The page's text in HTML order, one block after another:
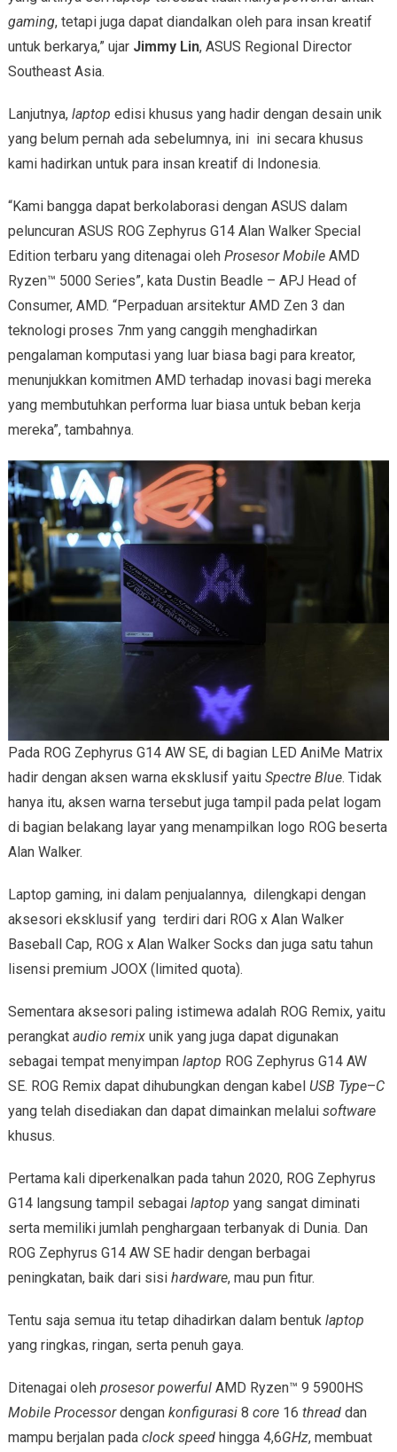
gaming, tetapi juga dapat diandalkan oleh para insan kreatif
untuk berkarya,” ujar Jimmy Lin, ASUS Regional Director
Southeast Asia.
Lanjutnya, laptop edisi khusus yang hadir dengan desain unik
yang belum pernah ada sebelumnya, ini ini secara khusus
kami hadirkan untuk para insan kreatif di Indonesia.
“Kami bangga dapat berkolaborasi dengan ASUS dalam
peluncuran ASUS ROG Zephyrus G14 Alan Walker Special
Edition terbaru yang ditenagai oleh Prosesor MobileAMD
Ryzen™ 5000 Series”, kata Dustin Beadle – APJ Head of
Consumer, AMD. “Perpaduan arsitektur AMD Zen 3 dan
teknologi proses 7nm yang canggih menghadirkan
pengalaman komputasi yang luar biasa bagi para kreator,
menunjukkan komitmen AMD terhadap inovasi bagi mereka
yang membutuhkan performa luar biasa untuk beban kerja
mereka”, tambahnya.
Pada ROG Zephyrus G14 AW SE, di bagian LED AniMe Matrix
hadir dengan aksen warna eksklusif yaitu Spectre Blue. Tidak
hanya itu, aksen warna tersebut juga tampil pada pelat logam
di bagian belakang layar yang menampilkan logo ROG beserta
Alan Walker.
Laptop gaming, ini dalam penjualannya, dilengkapi dengan
aksesori eksklusif yang terdiri dari ROG x Alan Walker
Baseball Cap, ROG x Alan Walker Socks dan juga satu tahun
lisensi premium JOOX (limited quota).
Sementara aksesori paling istimewa adalah ROG Remix, yaitu
perangkat audio remixunik yang juga dapat digunakan
sebagai tempat menyimpan laptop ROG Zephyrus G14 AW
SE. ROG Remix dapat dihubungkan dengan kabel USB Type–C
yang telah disediakan dan dapat dimainkan melalui software
khusus.
Pertama kali diperkenalkan pada tahun 2020, ROG Zephyrus
G14 langsung tampil sebagai laptop yang sangat diminati
serta memiliki jumlah penghargaan terbanyak di Dunia. Dan
ROG Zephyrus G14 AW SE hadir dengan berbagai
peningkatan, baik dari sisi hardware, mau pun fitur.
Tentu saja semua itu tetap dihadirkan dalam bentuk laptop
yang ringkas, ringan, serta penuh gaya.
Ditenagai oleh prosesor powerfulAMD Ryzen™ 9 5900HS
Mobile Processordengan konfigurasi 8 core16 threaddan
mampu berjalan pada clock speedhingga 4,6GHz, membuat